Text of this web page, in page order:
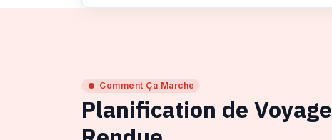
Comment Ça Marche
Planification de Voyage